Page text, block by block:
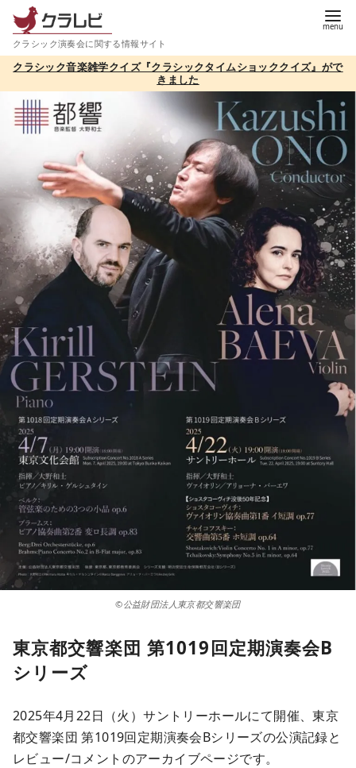
テ
ツ
クラシック演奏会に関する情報サイト
クラシック音楽雑学クイズ『クラシックタイムショッククイズ』がで
きました
©公益財団法人東京都交響楽団
東京都交響楽団 第1019回定期演奏会B
シリーズ
2025年4月22日（火）サントリーホールにて開催、東京
都交響楽団 第1019回定期演奏会Bシリーズの公演記録と
レビュー/コメントのアーカイブページです。